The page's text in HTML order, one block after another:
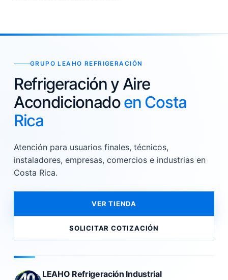
GRUPO LEAHO REFRIGERACIÓN
Refrigeración y Aire
Acondicionadoen Costa
Rica
Atención para usuarios finales, técnicos,
instaladores, empresas, comercios e industrias en
Costa Rica.
VER TIENDA
SOLICITAR COTIZACIÓN
LEAHO Refrigeración Industrial